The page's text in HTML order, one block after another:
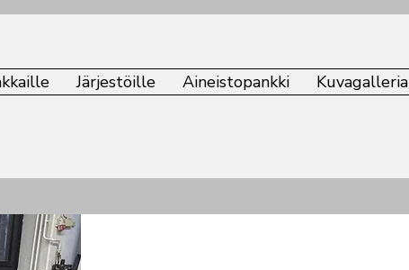
Järjestöille Aineistopankki Kuvagalleria